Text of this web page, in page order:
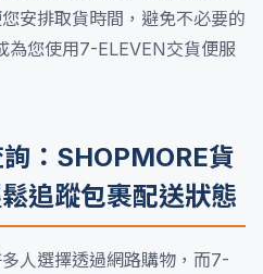
安排取貨時間，避免不必要的
您使用7-ELEVEN交貨便服
：SHOPMORE貨
追蹤包裹配送狀態
人選擇透過網路購物，而7-